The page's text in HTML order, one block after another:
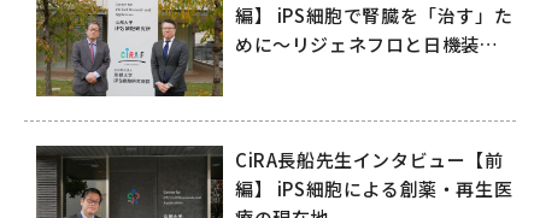
編】 iPS細胞で腎臓を「治す」た
めに～リジェネフロと日機装が
CiRA長船先生インタビュー【前
編】 iPS細胞による創薬・再生医